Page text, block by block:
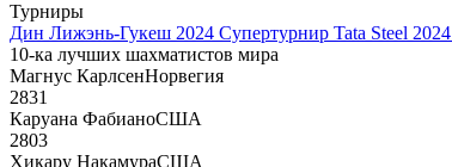
Турниры
Дин Лижэнь-Гукеш 2024 Супертурнир Tata Steel 2024
10-ка лучших шахматистов мира
Магнус КарлсенНорвегия
2831
Каруана ФабианоСША
2803
Хикару НакамураСША